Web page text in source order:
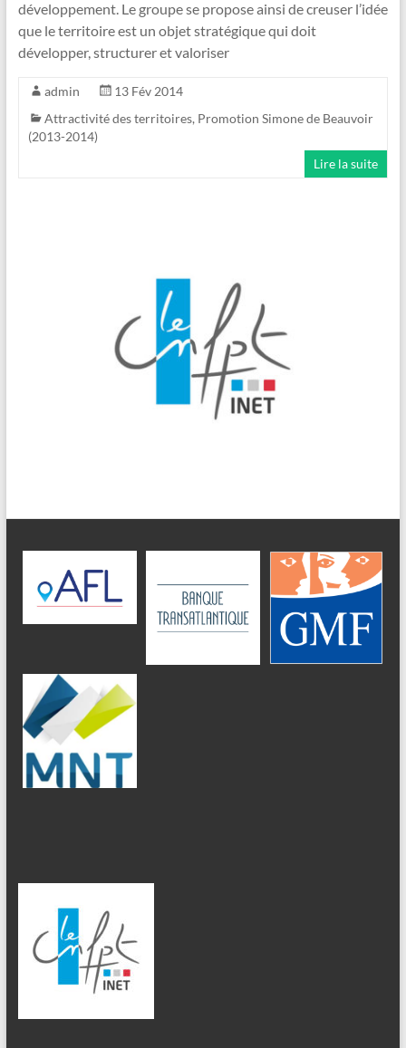
développement. Le groupe se propose ainsi de creuser l’idée
que le territoire est un objet stratégique qui doit
développer, structurer et valoriser
admin
13 Fév 2014
Attractivité des territoires, Promotion Simone de Beauvoir
(2013-2014)
Lire la suite